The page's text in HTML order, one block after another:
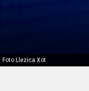
Foto Llezica Xot